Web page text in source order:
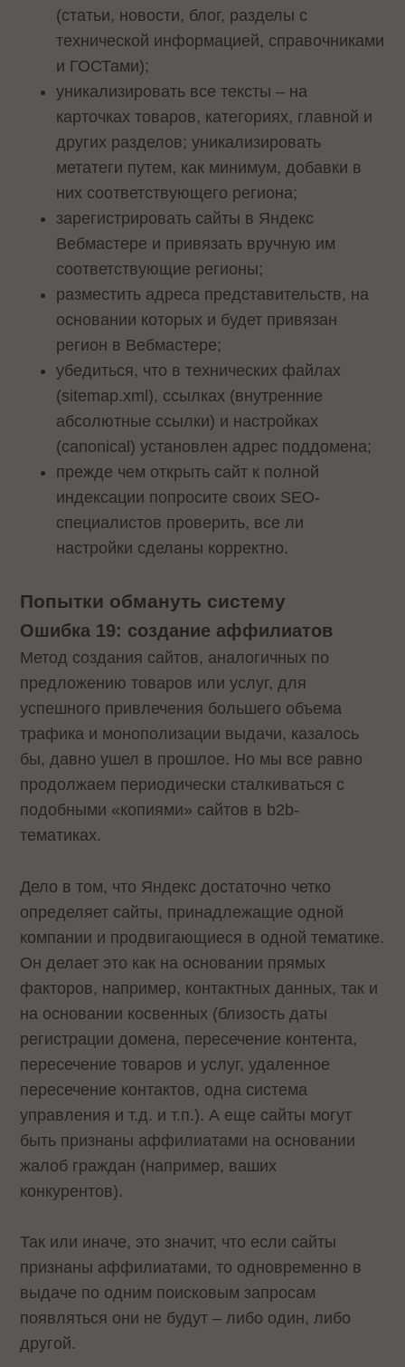
(статьи, новости, блог, разделы с
технической информацией, справочниками
и ГОСТами);
уникализировать все тексты – на
карточках товаров, категориях, главной и
других разделов; уникализировать
метатеги путем, как минимум, добавки в
них соответствующего региона;
зарегистрировать сайты в Яндекс
Вебмастере и привязать вручную им
соответствующие регионы;
разместить адреса представительств, на
основании которых и будет привязан
регион в Вебмастере;
убедиться, что в технических файлах
(sitemap.xml), ссылках (внутренние
абсолютные ссылки) и настройках
(canonical) установлен адрес поддомена;
прежде чем открыть сайт к полной
индексации попросите своих SEO-
специалистов проверить, все ли
настройки сделаны корректно.
Попытки обмануть систему
Ошибка 19: создание аффилиатов
Метод создания сайтов, аналогичных по
предложению товаров или услуг, для
успешного привлечения большего объема
трафика и монополизации выдачи, казалось
бы, давно ушел в прошлое. Но мы все равно
продолжаем периодически сталкиваться с
подобными «копиями» сайтов в b2b-
тематиках.
Дело в том, что Яндекс достаточно четко
определяет сайты, принадлежащие одной
компании и продвигающиеся в одной тематике.
Он делает это как на основании прямых
факторов, например, контактных данных, так и
на основании косвенных (близость даты
регистрации домена, пересечение контента,
пересечение товаров и услуг, удаленное
пересечение контактов, одна система
управления и т.д. и т.п.). А еще сайты могут
быть признаны аффилиатами на основании
жалоб граждан (например, ваших
конкурентов).
Так или иначе, это значит, что если сайты
признаны аффилиатами, то одновременно в
выдаче по одним поисковым запросам
появляться они не будут – либо один, либо
другой.